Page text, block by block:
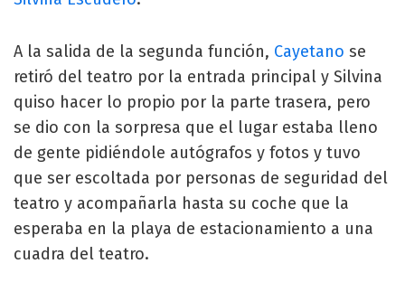
A la salida de la segunda función, Cayetano se
retiró del teatro por la entrada principal y Silvina
quiso hacer lo propio por la parte trasera, pero
se dio con la sorpresa que el lugar estaba lleno
de gente pidiéndole autógrafos y fotos y tuvo
que ser escoltada por personas de seguridad del
teatro y acompañarla hasta su coche que la
esperaba en la playa de estacionamiento a una
cuadra del teatro.